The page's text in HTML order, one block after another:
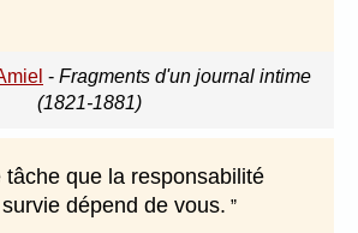
- Fragments d'un journal intime
(1821-1881)
tâche que la responsabilité
dépend de vous.